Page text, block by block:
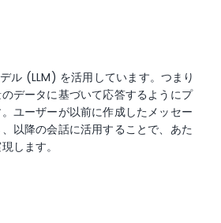
ル (LLM) を活用しています。つまり
データに基づいて応答するようにプ
ユーザーが以前に作成したメッセー
以降の会話に活用することで、あた
します。